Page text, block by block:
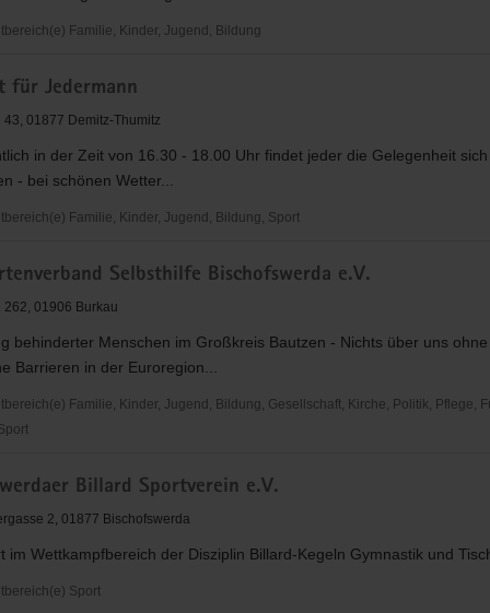
Familie, Kinder, Jugend, Bildung
für Jedermann
43, 01877 Demitz-Thumitz
in der Zeit von 16.30 - 18.00 Uhr findet jeder die Gelegenheit
- bei schönen Wetter...
Familie, Kinder, Jugend, Bildung, Sport
Selbsthilfe Bischofswerda e.V.
262, 01906 Burkau
behinderter Menschen im Großkreis Bautzen - Nichts über uns
Barrieren in der Euroregion...
Familie, Kinder, Jugend, Bildung, Gesellschaft, Kirche, Politik, Pflege,
Billard Sportverein e.V.
2, 01877 Bischofswerda
im Wettkampfbereich der Disziplin Billard-Kegeln Gymnastik und
Sport